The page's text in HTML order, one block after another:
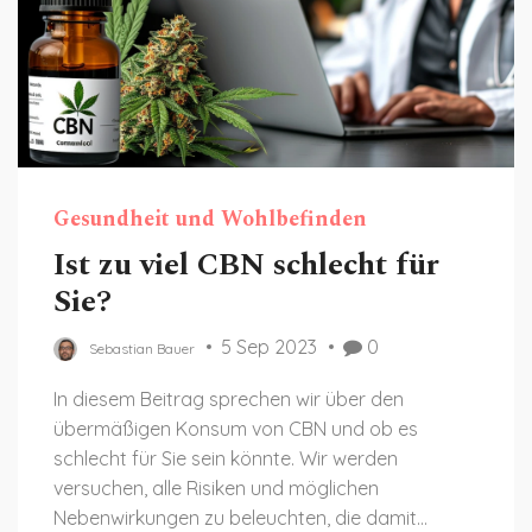
Gesundheit und Wohlbefinden
Ist zu viel CBN schlecht für
Sie?
Sebastian Bauer 5 Sep 2023 0
In diesem Beitrag sprechen wir über den
übermäßigen Konsum von CBN und ob es
schlecht für Sie sein könnte. Wir werden
versuchen, alle Risiken und möglichen
Nebenwirkungen zu beleuchten, die damit